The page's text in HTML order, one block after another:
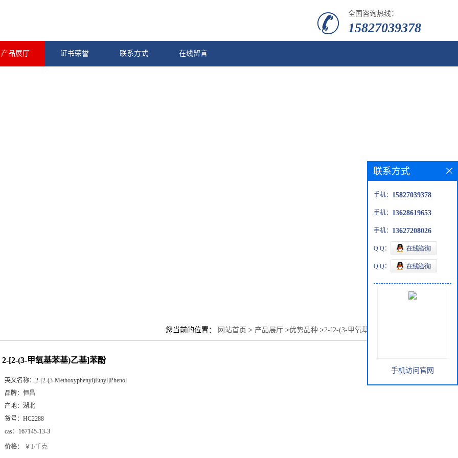
全国咨询热线：
15827039378
产品展厅 证书荣誉 联系方式 在线留言
您当前的位置： 网站首页 > 产品展厅 >优势品种 >2-[2-(3-甲氧基苯基)乙基]苯酚
2-[2-(3-甲氧基苯基)乙基]苯酚
英文名称： 2-[2-(3-Methoxyphenyl)Ethyl]Phenol
品牌： 恒昌
产地： 湖北
货号： HC2288
cas： 167145-13-3
价格： ￥1/千克
联系方式
手机： 15827039378
手机： 13628619653
手机： 13627208026
Q Q：
Q Q：
手机访问官网